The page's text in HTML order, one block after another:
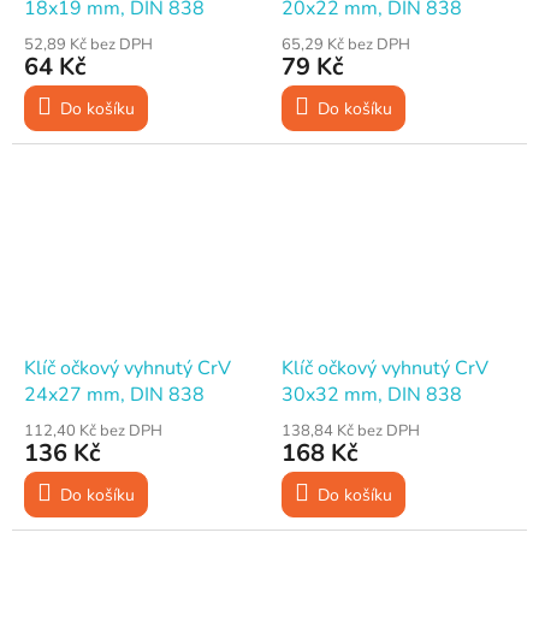
18x19 mm, DIN 838
52,89 Kč bez DPH
64 Kč
Do košíku
20x22 mm, DIN 838
65,29 Kč bez DPH
79 Kč
Do košíku
Klíč očkový vyhnutý CrV
24x27 mm, DIN 838
112,40 Kč bez DPH
136 Kč
Do košíku
Klíč očkový vyhnutý CrV
30x32 mm, DIN 838
138,84 Kč bez DPH
168 Kč
Do košíku